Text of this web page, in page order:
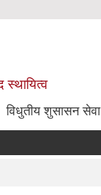
स्थायित्व
विधुतीय शुसासन सेवा